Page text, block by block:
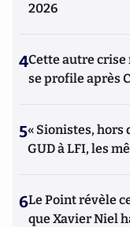
2026
4Cette autre
se profile après
5« Sionistes, hors
GUD à LFI, les
6Le Point révèle
que Xavier Niel